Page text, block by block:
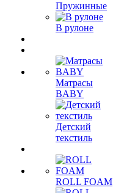
Пружинные
В рулоне
Матрасы
BABY
Детский
текстиль
ROLL FOAM